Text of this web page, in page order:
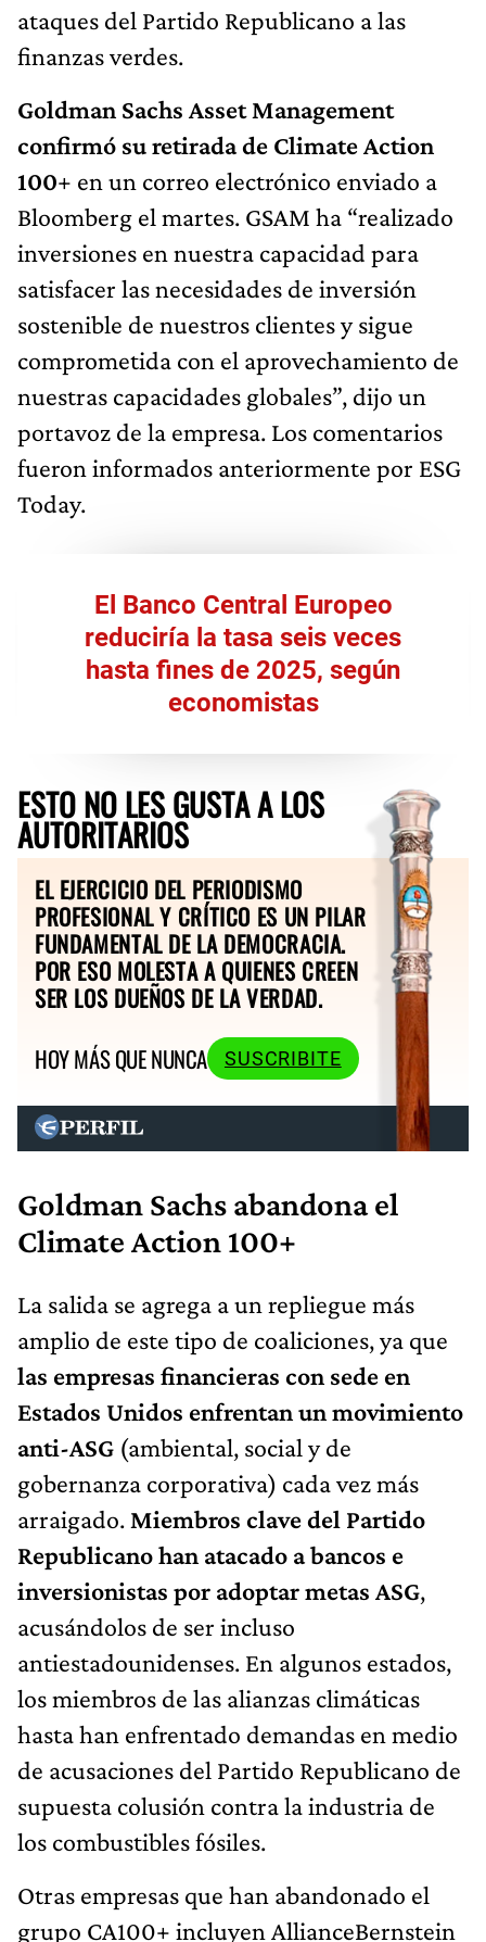
ataques del Partido Republicano a las
finanzas verdes.
Goldman Sachs Asset Management
confirmó su retirada de Climate Action
100+ en un correo electrónico enviado a
Bloomberg el martes. GSAM ha “realizado
inversiones en nuestra capacidad para
satisfacer las necesidades de inversión
sostenible de nuestros clientes y sigue
comprometida con el aprovechamiento de
nuestras capacidades globales”, dijo un
portavoz de la empresa. Los comentarios
fueron informados anteriormente por ESG
Today.
El Banco Central Europeo
reduciría la tasa seis veces
hasta fines de 2025, según
economistas
ESTO NO LES GUSTA A LOS
AUTORITARIOS
EL EJERCICIO DEL PERIODISMO
PROFESIONAL Y CRÍTICO ES UN PILAR
FUNDAMENTAL DE LA DEMOCRACIA.
POR ESO MOLESTA A QUIENES CREEN
SER LOS DUEÑOS DE LA VERDAD.
HOY MÁS QUE NUNCA
SUSCRIBITE
Goldman Sachs abandona el
Climate Action 100+
La salida se agrega a un repliegue más
amplio de este tipo de coaliciones, ya que
las empresas financieras con sede en
Estados Unidos enfrentan un movimiento
anti-ASG (ambiental, social y de
gobernanza corporativa) cada vez más
arraigado. Miembros clave del Partido
Republicano han atacado a bancos e
inversionistas por adoptar metas ASG,
acusándolos de ser incluso
antiestadounidenses. En algunos estados,
los miembros de las alianzas climáticas
hasta han enfrentado demandas en medio
de acusaciones del Partido Republicano de
supuesta colusión contra la industria de
los combustibles fósiles.
Otras empresas que han abandonado el
grupo CA100+ incluyen AllianceBernstein